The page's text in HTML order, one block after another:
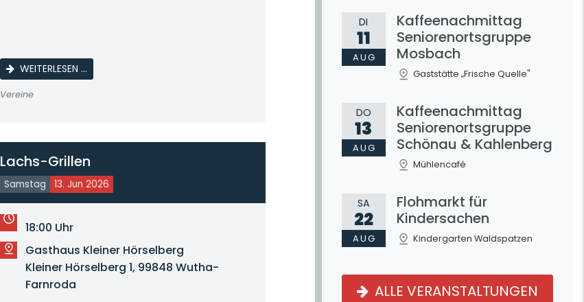
WEITERLESEN …9. MOSBACHER SCHLEPPERTREFFEN
Vereine
Lachs-Grillen
Samstag 13. Jun 2026
18:00 Uhr
Gasthaus Kleiner Hörselberg
Kleiner Hörselberg 1, 99848 Wutha-
Farnroda
DI
11
AUG
Kaffeenachmittag
Seniorenortsgruppe
Mosbach
Gaststätte „Frische Quelle"
DO
13
AUG
Kaffeenachmittag
Seniorenortsgruppe
Schönau & Kahlenberg
Mühlencafé
SA
22
AUG
Flohmarkt für
Kindersachen
Kindergarten Waldspatzen
ALLE VERANSTALTUNGEN